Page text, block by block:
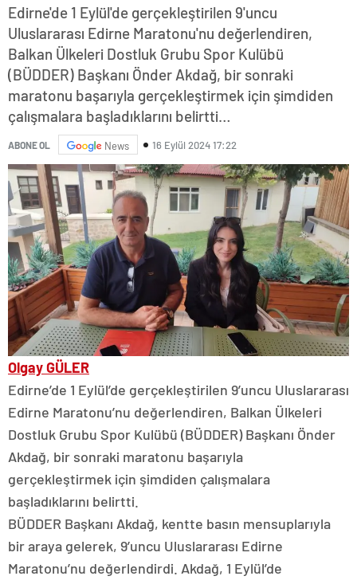
Edirne'de 1 Eylül'de gerçekleştirilen 9'uncu
Uluslararası Edirne Maratonu'nu değerlendiren,
Balkan Ülkeleri Dostluk Grubu Spor Kulübü
(BÜDDER) Başkanı Önder Akdağ, bir sonraki
maratonu başarıyla gerçekleştirmek için şimdiden
çalışmalara başladıklarını belirtti…
ABONE OL News 16 Eylül 2024 17:22
Olgay GÜLER
Edirne’de 1 Eylül’de gerçekleştirilen 9’uncu Uluslararası
Edirne Maratonu’nu değerlendiren, Balkan Ülkeleri
Dostluk Grubu Spor Kulübü (BÜDDER) Başkanı Önder
Akdağ, bir sonraki maratonu başarıyla
gerçekleştirmek için şimdiden çalışmalara
başladıklarını belirtti.
BÜDDER Başkanı Akdağ, kentte basın mensuplarıyla
bir araya gelerek, 9’uncu Uluslararası Edirne
Maratonu’nu değerlendirdi. Akdağ, 1 Eylül’de